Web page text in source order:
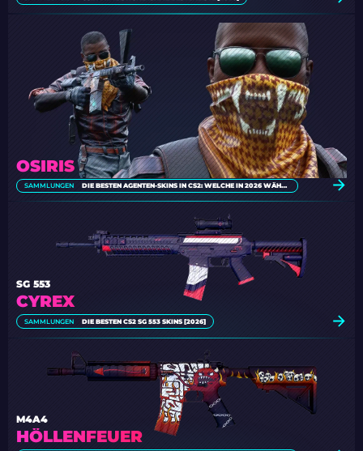
OSIRIS
SAMMLUNGEN DIE BESTEN AGENTEN-SKINS IN CS2: WELCHE IN 2026 WÄHLEN?
CYREX
SG 553
SAMMLUNGEN DIE BESTEN CS2 SG 553 SKINS [2026]
HÖLLENFEUER
M4A4